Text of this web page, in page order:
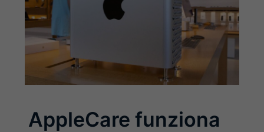
AppleCare funziona